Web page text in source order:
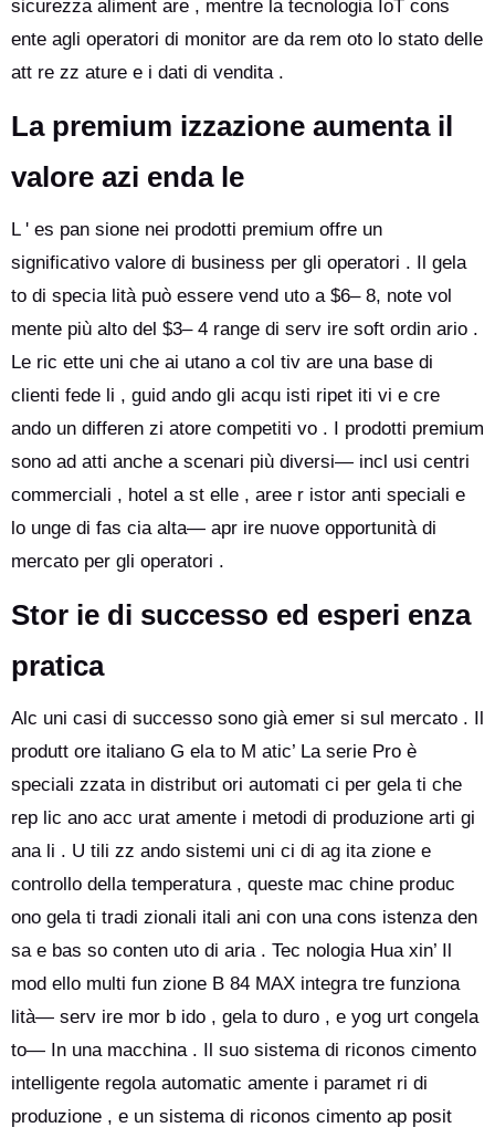
sicurezza aliment are , mentre la tecnologia IoT cons
ente agli operatori di monitor are da rem oto lo stato delle
att re zz ature e i dati di vendita .
La premium izzazione aumenta il
valore azi enda le
L ' es pan sione nei prodotti premium offre un
significativo valore di business per gli operatori . Il gela
to di specia lità può essere vend uto a $6– 8, note vol
mente più alto del $3– 4 range di serv ire soft ordin ario .
Le ric ette uni che ai utano a col tiv are una base di
clienti fede li , guid ando gli acqu isti ripet iti vi e cre
ando un differen zi atore competiti vo . I prodotti premium
sono ad atti anche a scenari più diversi— incl usi centri
commerciali , hotel a st elle , aree r istor anti speciali e
lo unge di fas cia alta— apr ire nuove opportunità di
mercato per gli operatori .
Stor ie di successo ed esperi enza
pratica
Alc uni casi di successo sono già emer si sul mercato . Il
produtt ore italiano G ela to M atic’ La serie Pro è
speciali zzata in distribut ori automati ci per gela ti che
rep lic ano acc urat amente i metodi di produzione arti gi
ana li . U tili zz ando sistemi uni ci di ag ita zione e
controllo della temperatura , queste mac chine produc
ono gela ti tradi zionali itali ani con una cons istenza den
sa e bas so conten uto di aria . Tec nologia Hua xin’ Il
mod ello multi fun zione B 84 MAX integra tre funziona
lità— serv ire mor b ido , gela to duro , e yog urt congela
to— In una macchina . Il suo sistema di riconos cimento
intelligente regola automatic amente i paramet ri di
produzione , e un sistema di riconos cimento ap posit